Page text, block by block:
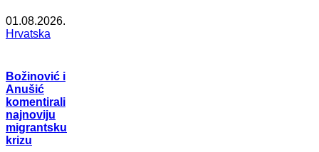
01.08.2026.
Hrvatska
Božinović i
Anušić
komentirali
najnoviju
migrantsku
krizu